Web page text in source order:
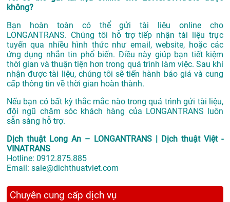
không?
Bạn hoàn toàn có thể gửi tài liệu online cho
LONGANTRANS. Chúng tôi hỗ trợ tiếp nhận tài liệu trực
tuyến qua nhiều hình thức như email, website, hoặc các
ứng dụng nhắn tin phổ biến. Điều này giúp bạn tiết kiệm
thời gian và thuận tiện hơn trong quá trình làm việc. Sau khi
nhận được tài liệu, chúng tôi sẽ tiến hành báo giá và cung
cấp thông tin về thời gian hoàn thành.
Nếu bạn có bất kỳ thắc mắc nào trong quá trình gửi tài liệu,
đội ngũ chăm sóc khách hàng của LONGANTRANS luôn
sẵn sàng hỗ trợ.
Dịch thuật Long An – LONGANTRANS | Dịch thuật Việt -
VINATRANS
Hotline: 0912.875.885
Email: sale@dichthuatviet.com
Chuyên cung cấp dịch vụ